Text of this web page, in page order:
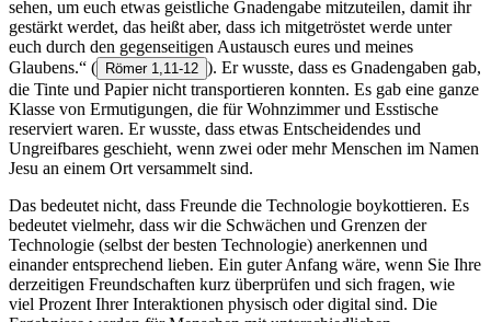
sehen, um euch etwas geistliche Gnadengabe mitzuteilen, damit ihr
gestärkt werdet, das heißt aber, dass ich mitgetröstet werde unter
euch durch den gegenseitigen Austausch eures und meines
Glaubens.“ ( Römer 1,11-12 ). Er wusste, dass es Gnadengaben gab,
die Tinte und Papier nicht transportieren konnten. Es gab eine ganze
Klasse von Ermutigungen, die für Wohnzimmer und Esstische
reserviert waren. Er wusste, dass etwas Entscheidendes und
Ungreifbares geschieht, wenn zwei oder mehr Menschen im Namen
Jesu an einem Ort versammelt sind.
Das bedeutet nicht, dass Freunde die Technologie boykottieren. Es
bedeutet vielmehr, dass wir die Schwächen und Grenzen der
Technologie (selbst der besten Technologie) anerkennen und
einander entsprechend lieben. Ein guter Anfang wäre, wenn Sie Ihre
derzeitigen Freundschaften kurz überprüfen und sich fragen, wie
viel Prozent Ihrer Interaktionen physisch oder digital sind. Die